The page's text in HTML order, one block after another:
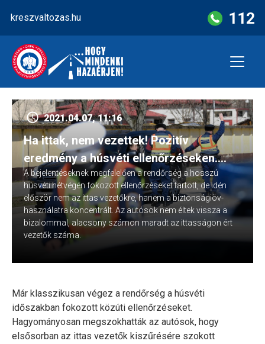
content
kreszvaltozas.hu 112
2021.04.07, 11:16
Ha ittak, nem vezettek! Pozitív
eredmény a húsvéti ellenőrzéseken.
Köszönjük!
A bejelentéseknek megfelelően a rendőrség a hosszú
húsvéti hétvégén fokozott ellenőrzéseket tartott, de idén
először nem az ittas vezetőkre, hanem a biztonságiöv-
használatra koncentrált. Az autósok nem éltek vissza a
bizalommal, alacsony számon maradt az ittasságon ért
vezetők száma.
Már klasszikusan végez a rendőrség a húsvéti
időszakban fokozott közúti ellenőrzéseket.
Hagyományosan megszokhatták az autósok, hogy
elsősorban az ittas vezetők kiszűrésére szokott